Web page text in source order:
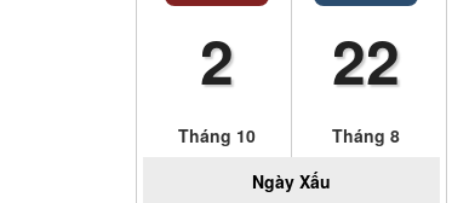
2
Tháng 10
22
Tháng 8
Ngày Xấu